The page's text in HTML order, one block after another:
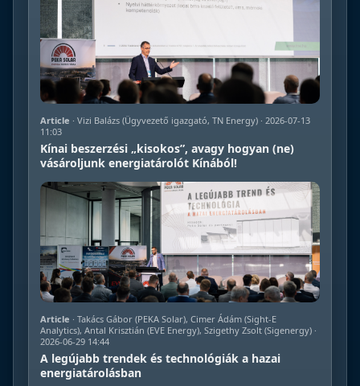
Article · Vizi Balázs (Ügyvezető igazgató, TN Energy) · 2026-07-13
11:03
Kínai beszerzési „kisokos”, avagy hogyan (ne)
vásároljunk energiatárolót Kínából!
Article · Takács Gábor (PEKA Solar), Cimer Ádám (Sight-E
Analytics), Antal Krisztián (EVE Energy), Szigethy Zsolt (Sigenergy) ·
2026-06-29 14:44
A legújabb trendek és technológiák a hazai
energiatárolásban